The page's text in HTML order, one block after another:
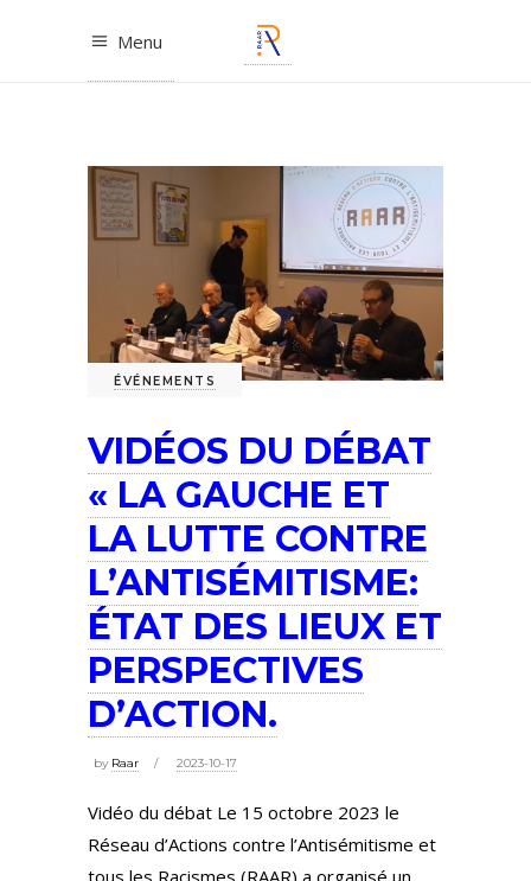
Menu
ÉVÉNEMENTS
VIDÉOS DU DÉBAT
« LA GAUCHE ET
LA LUTTE CONTRE
L’ANTISÉMITISME:
ÉTAT DES LIEUX ET
PERSPECTIVES
D’ACTION.
by Raar 2023-10-17
Vidéo du débat Le 15 octobre 2023 le
Réseau d’Actions contre l’Antisémitisme et